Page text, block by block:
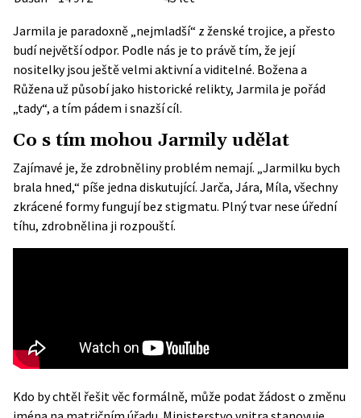
Jarmila je paradoxně „nejmladší“ z ženské trojice, a přesto
budí největší odpor. Podle nás je to právě tím, že její
nositelky jsou ještě velmi aktivní a viditelné. Božena a
Růžena už působí jako historické relikty, Jarmila je pořád
„tady“, a tím pádem i snazší cíl.
Co s tím mohou Jarmily udělat
Zajímavé je, že zdrobněliny problém nemají. „Jarmilku bych
brala hned,“ píše jedna diskutující. Jarča, Jára, Míla, všechny
zkrácené formy fungují bez stigmatu. Plný tvar nese úřední
tíhu, zdrobnělina ji rozpouští.
Kdo by chtěl řešit věc formálně, může podat žádost o změnu